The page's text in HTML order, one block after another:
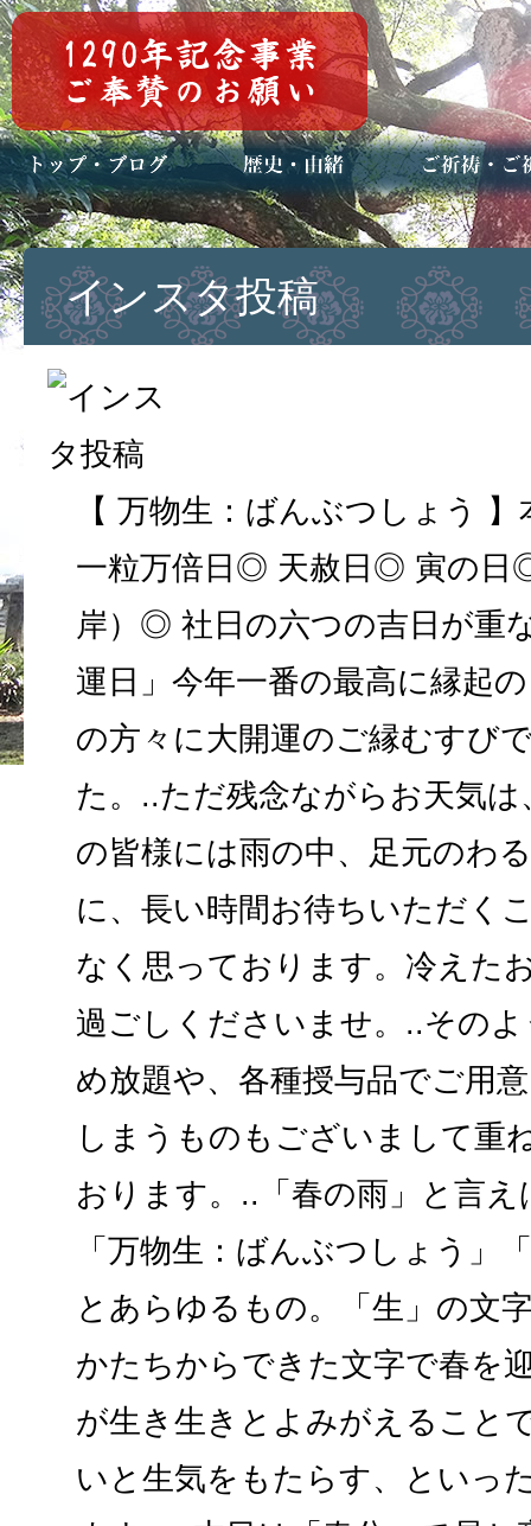
トップページ
ブログ(日々八百万)
お知らせ一覧 歴史・ご祭神
年中行事
メディア掲載 ご祈祷・ご祈
安産祈願
初宮参り
七五三詣
長寿のお祝い
神前結婚式
厄祓い・方位
車のお祓い
地鎮祭
神葬祭（神式
インスタ投稿
【 万物生：ばんぶつしょう
一粒万倍日◎ 天赦日◎ 寅の
岸）◎ 社日の六つの吉日が重
運日」今年一番の最高に縁起
の方々に大開運のご縁むすび
た。..ただ残念ながらお天気
の皆様には雨の中、足元のわ
に、長い時間お待ちいただく
なく思っております。冷えた
過ごしくださいませ。..その
め放題や、各種授与品でご用
しまうものもございまして重
おります。..「春の雨」と言
「万物生：ばんぶつしょう」
とあらゆるもの。「生」の文
かたちからできた文字で春を
が生き生きとよみがえること
いと生気をもたらす、といっ